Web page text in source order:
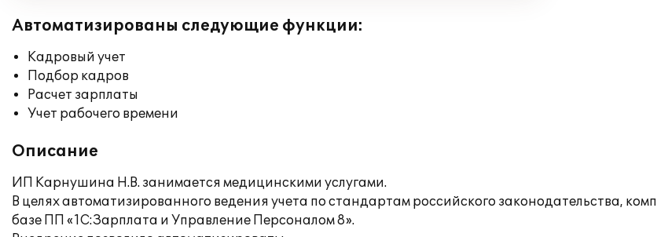
Автоматизированы следующие функции:
Кадровый учет
Подбор кадров
Расчет зарплаты
Учет рабочего времени
Описание
ИП Карнушина Н.В. занимается медицинскими услугами.
В целях автоматизированного ведения учета по стандартам российского законодательства,
базе ПП «1С:Зарплата и Управление Персоналом 8».